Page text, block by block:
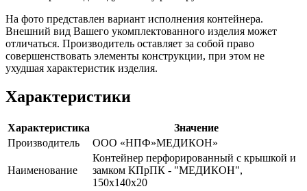
На фото представлен вариант исполнения контейнера.
Внешний вид Вашего укомплектованного изделия может
отличаться. Производитель оставляет за собой право
совершенствовать элементы конструкции, при этом не
ухудшая характеристик изделия.
Характеристики
Характеристика
Значение
Производитель
ООО «НПФ»МЕДИКОН»
Наименование
Контейнер перфорированный с крышкой и
замком КПрПК - "МЕДИКОН",
150х140х20